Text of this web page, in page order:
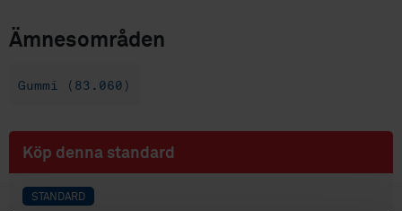
Ämnesområden
Gummi (83.060)
Köp denna standard
STANDARD